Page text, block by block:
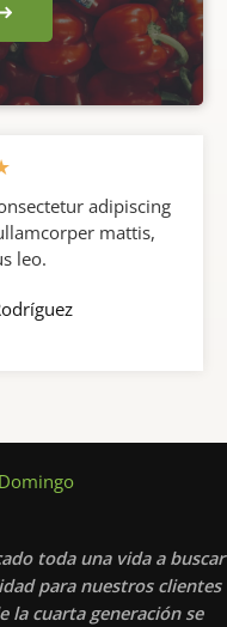
adipiscing
mattis,
leo.
toda una vida a buscar
para nuestros clientes
la cuarta generación se